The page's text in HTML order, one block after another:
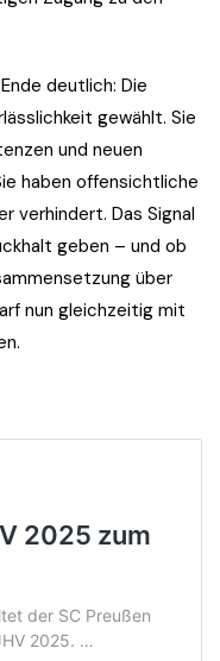
deutlich: Die
gewählt. Sie
und neuen
haben offensichtliche
verhindert. Das Signal
geben – und ob
über
nun gleichzeitig mit